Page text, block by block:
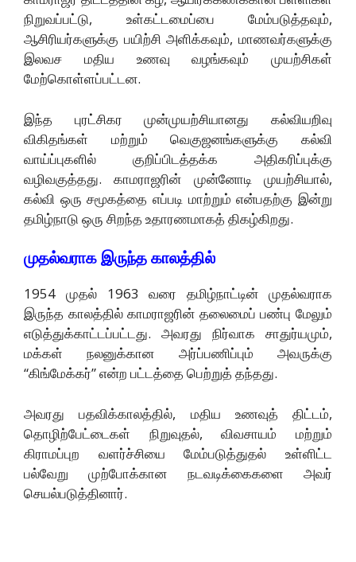
நிறுவப்பட்டு, உள்கட்டமைப்பை மேம்படுத்தவும்,
ஆசிரியர்களுக்கு பயிற்சி அளிக்கவும், மாணவர்களுக்கு
இலவச மதிய உணவு வழங்கவும் முயற்சிகள்
மேற்கொள்ளப்பட்டன.
இந்த புரட்சிகர முன்முயற்சியானது கல்வியறிவு
விகிதங்கள் மற்றும் வெகுஜனங்களுக்கு கல்வி
வாய்ப்புகளில் குறிப்பிடத்தக்க அதிகரிப்புக்கு
வழிவகுத்தது. காமராஜரின் முன்னோடி முயற்சியால்,
கல்வி ஒரு சமூகத்தை எப்படி மாற்றும் என்பதற்கு இன்று
தமிழ்நாடு ஒரு சிறந்த உதாரணமாகத் திகழ்கிறது.
முதல்வராக இருந்த காலத்தில்
1954 முதல் 1963 வரை தமிழ்நாட்டின் முதல்வராக
இருந்த காலத்தில் காமராஜரின் தலைமைப் பண்பு மேலும்
எடுத்துக்காட்டப்பட்டது. அவரது நிர்வாக சாதுர்யமும்,
மக்கள் நலனுக்கான அர்ப்பணிப்பும் அவருக்கு
“கிங்மேக்கர்” என்ற பட்டத்தை பெற்றுத் தந்தது.
அவரது பதவிக்காலத்தில், மதிய உணவுத் திட்டம்,
தொழிற்பேட்டைகள் நிறுவுதல், விவசாயம் மற்றும்
கிராமப்புற வளர்ச்சியை மேம்படுத்துதல் உள்ளிட்ட
பல்வேறு முற்போக்கான நடவடிக்கைகளை அவர்
செயல்படுத்தினார்.